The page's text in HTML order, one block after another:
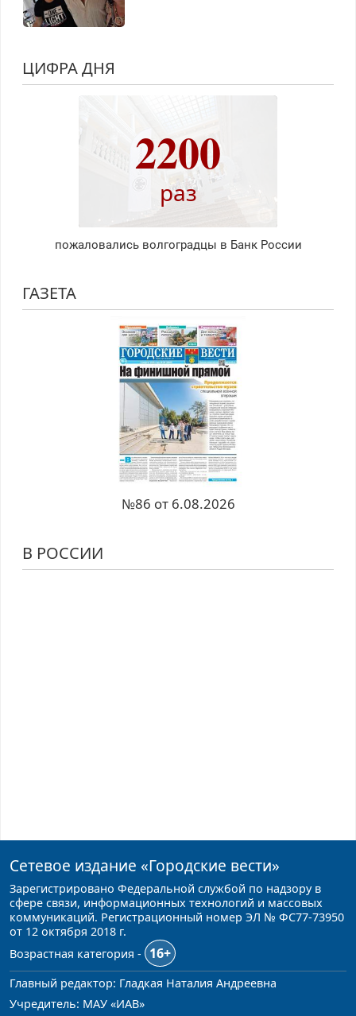
ЦИФРА ДНЯ
2200
раз
пожаловались волгоградцы в Банк России
ГАЗЕТА
№86 от 6.08.2026
В РОССИИ
Сетевое издание «Городские вести»
Зарегистрировано Федеральной службой по надзору в
сфере связи, информационных технологий и массовых
коммуникаций. Регистрационный номер ЭЛ № ФС77-73950
от 12 октября 2018 г.
Возрастная категория -
16+
Главный редактор: Гладкая Наталия Андреевна
Учредитель: МАУ «ИАВ»